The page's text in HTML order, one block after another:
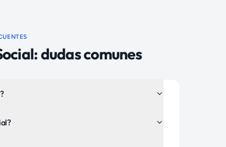
: dudas comunes